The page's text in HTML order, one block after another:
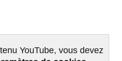
YouTube, vous devez